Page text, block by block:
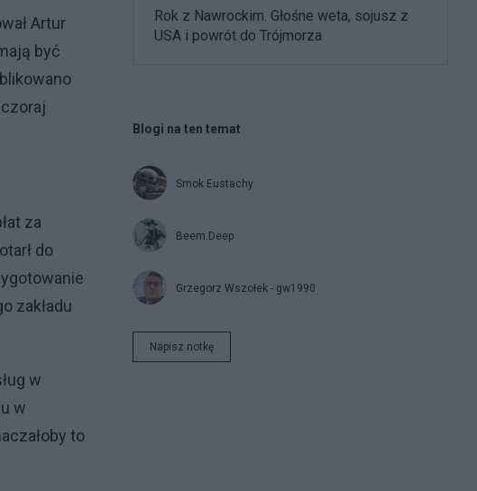
Artur
być
za
do
zakładu
w
w
to
Rok z Nawrockim. Głośne weta, sojusz z
USA i powrót do Trójmorza
Blogi na ten temat
Smok Eustachy
Beem.Deep
Grzegorz Wszołek - gw1990
Napisz notkę